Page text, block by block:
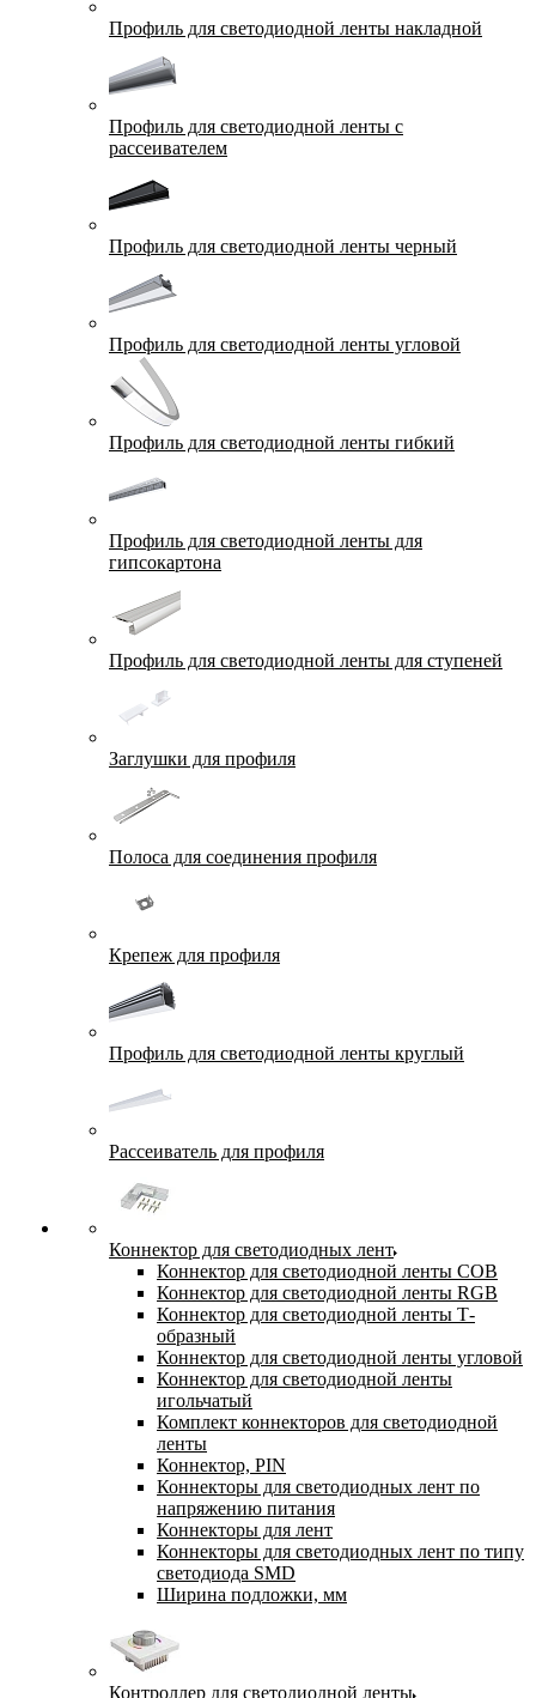
Профиль для светодиодной ленты накладной
Профиль для светодиодной ленты с
рассеивателем
Профиль для светодиодной ленты черный
Профиль для светодиодной ленты угловой
Профиль для светодиодной ленты гибкий
Профиль для светодиодной ленты для
гипсокартона
Профиль для светодиодной ленты для ступеней
Заглушки для профиля
Полоса для соединения профиля
Крепеж для профиля
Профиль для светодиодной ленты круглый
Рассеиватель для профиля
Коннектор для светодиодных лент
Коннектор для светодиодной ленты COB
Коннектор для светодиодной ленты RGB
Коннектор для светодиодной ленты Т-
образный
Коннектор для светодиодной ленты угловой
Коннектор для светодиодной ленты
игольчатый
Комплект коннекторов для светодиодной
ленты
Коннектор, PIN
Коннекторы для светодиодных лент по
напряжению питания
Коннекторы для лент
Коннекторы для светодиодных лент по типу
светодиода SMD
Ширина подложки, мм
Контроллер для светодиодной ленты